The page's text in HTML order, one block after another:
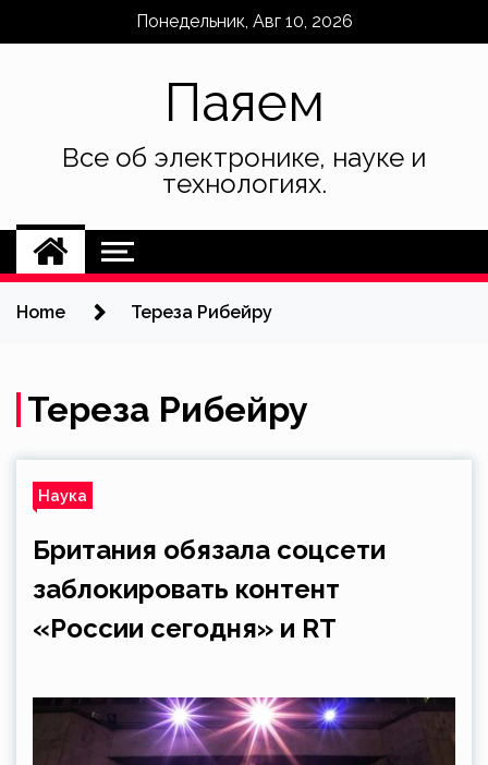
Понедельник, Авг 10, 2026
Паяем
Все об электронике, науке и
технологиях.
Home Тереза Рибейру
Тереза Рибейру
Наука
Британия обязала соцсети
заблокировать контент
«России сегодня» и RT